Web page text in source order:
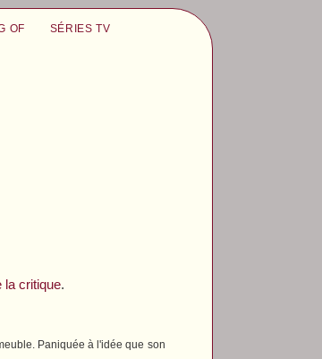
OF SÉRIES TV
la critique.
Paniquée à l'idée que son